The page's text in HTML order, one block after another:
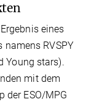
eines
RVSPY
Young stars).
mit dem
der ESO/MPG